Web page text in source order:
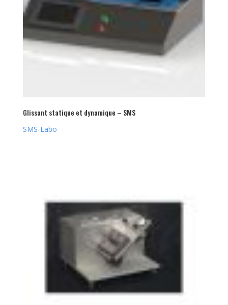
Glissant statique et dynamique – SMS
SMS-Labo